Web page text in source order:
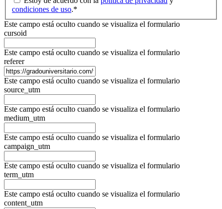
condiciones de uso.*
Este campo está oculto cuando se visualiza el formulario
cursoid
Este campo está oculto cuando se visualiza el formulario
referer
Este campo está oculto cuando se visualiza el formulario
source_utm
Este campo está oculto cuando se visualiza el formulario
medium_utm
Este campo está oculto cuando se visualiza el formulario
campaign_utm
Este campo está oculto cuando se visualiza el formulario
term_utm
Este campo está oculto cuando se visualiza el formulario
content_utm